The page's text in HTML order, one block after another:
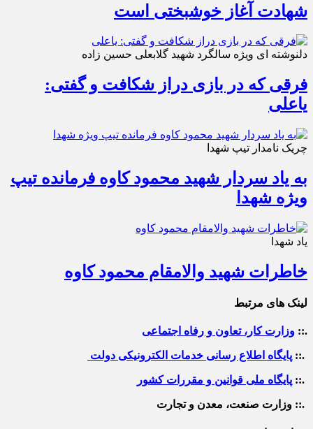
شهادت آغاز خوشبختی است
دلنوشته ای ویژه سالگرد شهید گلابعلی حسین زاده
فرقی که در بازی دراز شکافت و گفتی:
یاعلی
چریک نامدار تیپ شهدا
به یاد سردار شهید محمود کاوه فرمانده تیپ
ویژه شهدا
یاد شهدا
خاطرات شهید والامقام محمود کاوه‌
لینک های مرتبط
.:: وزارت کار، تعاون و رفاه اجتماعی
.:: پایگاه اطلاع رسانی خدمات الکترونیکی دولت
.:: پایگاه ملی قوانین و مقررات کشور
.:: وزارت صنعت، معدن و تجارت